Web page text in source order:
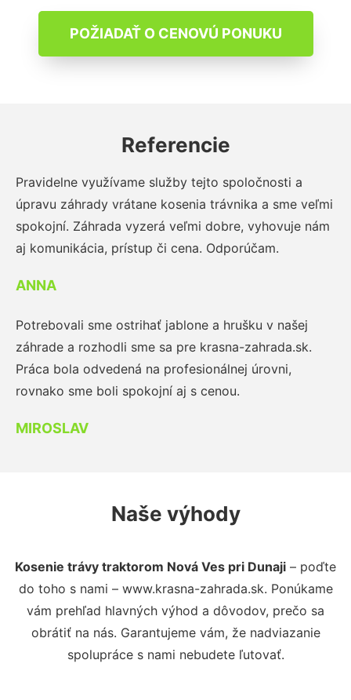
POŽIADAŤ O CENOVÚ PONUKU
Referencie
Pravidelne využívame služby tejto spoločnosti a
úpravu záhrady vrátane kosenia trávnika a sme veľmi
spokojní. Záhrada vyzerá veľmi dobre, vyhovuje nám
aj komunikácia, prístup či cena. Odporúčam.
ANNA
Potrebovali sme ostrihať jablone a hrušku v našej
záhrade a rozhodli sme sa pre krasna-zahrada.sk.
Práca bola odvedená na profesionálnej úrovni,
rovnako sme boli spokojní aj s cenou.
MIROSLAV
Naše výhody
Kosenie trávy traktorom Nová Ves pri Dunaji – poďte
do toho s nami – www.krasna-zahrada.sk. Ponúkame
vám prehľad hlavných výhod a dôvodov, prečo sa
obrátiť na nás. Garantujeme vám, že nadviazanie
spolupráce s nami nebudete ľutovať.